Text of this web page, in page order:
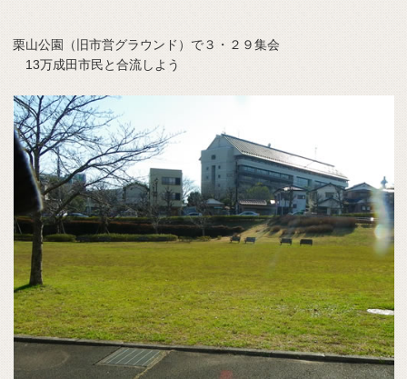
栗山公園（旧市営グラウンド）で３・２９集会
13万成田市民と合流しよう